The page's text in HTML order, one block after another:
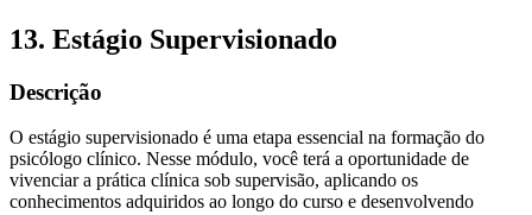
13. Estágio Supervisionado
Descrição
O estágio supervisionado é uma etapa essencial na formação do
psicólogo clínico. Nesse módulo, você terá a oportunidade de
vivenciar a prática clínica sob supervisão, aplicando os
conhecimentos adquiridos ao longo do curso e desenvolvendo